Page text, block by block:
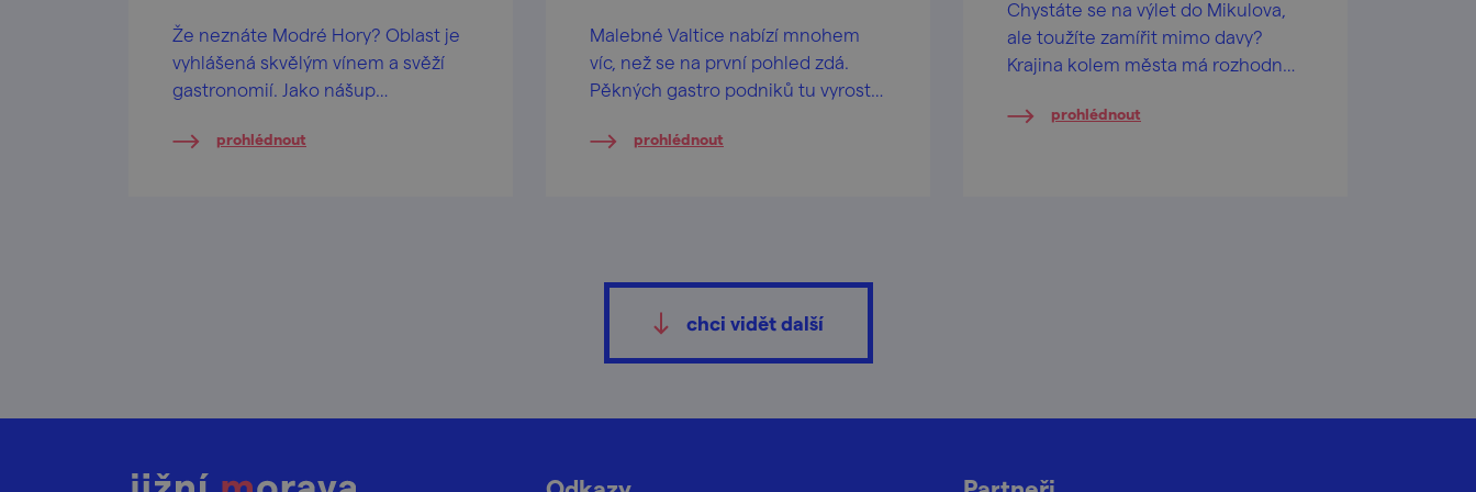
Že neznáte Modré Hory? Oblast je
vyhlášená skvělým vínem a svěží
gastronomií. Jako nášup
vyhlídek!prohlédnout
Malebné Valtice nabízí mnohem
víc, než se na první pohled zdá.
Pěkných gastro podniků tu vyrostlo
návštěvu s procházkou ke
prohlédnout
Chystáte se na výlet do Mikulova,
ale toužíte zamířit mimo davy?
Krajina kolem města má rozhodně
jako bonus!
prohlédnout
chci vidět další